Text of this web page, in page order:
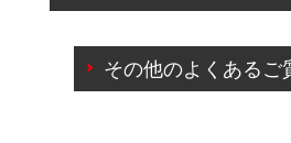
出来ないものもございます。
ご来店予約日の3営業日前を過
の日時変更につきましては、
その他のよくあるご